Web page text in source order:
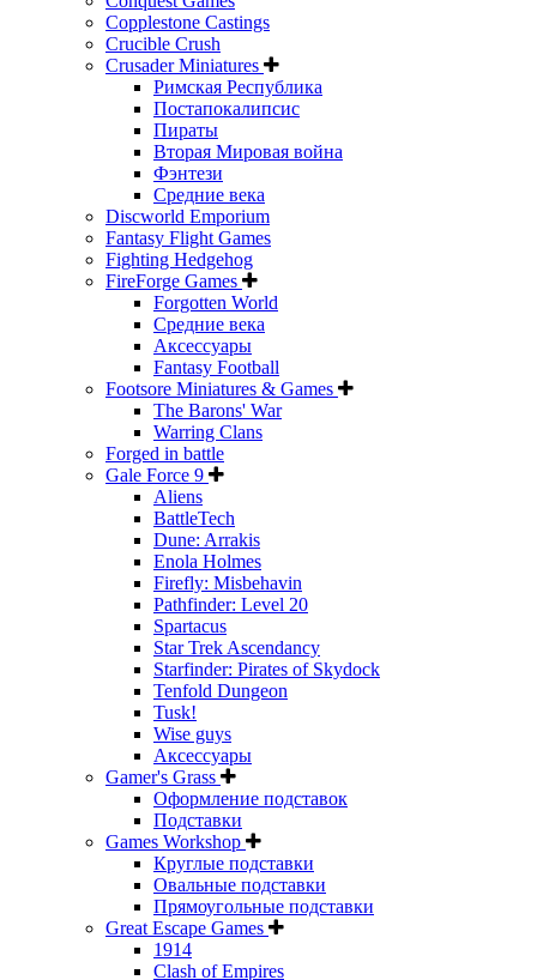
Copplestone Castings
Crucible Crush
Crusader Miniatures
Римская Республика
Постапокалипсис
Пираты
Вторая Мировая война
Фэнтези
Средние века
Discworld Emporium
Fantasy Flight Games
Fighting Hedgehog
FireForge Games
Forgotten World
Средние века
Аксессуары
Fantasy Football
Footsore Miniatures & Games
The Barons' War
Warring Clans
Forged in battle
Gale Force 9
Aliens
BattleTech
Dune: Arrakis
Enola Holmes
Firefly: Misbehavin
Pathfinder: Level 20
Spartacus
Star Trek Ascendancy
Starfinder: Pirates of Skydock
Tenfold Dungeon
Tusk!
Wise guys
Аксессуары
Gamer's Grass
Оформление подставок
Подставки
Games Workshop
Круглые подставки
Овальные подставки
Прямоугольные подставки
Great Escape Games
1914
Clash of Empires